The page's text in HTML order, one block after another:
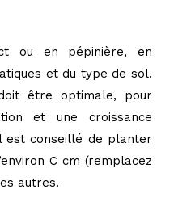
ou en pépinière, en
et du type de sol.
être optimale, pour
et une croissance
est conseillé de planter
C cm (remplacez
autres.